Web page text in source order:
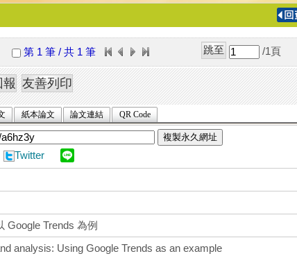
導
第 1 筆 / 共 1 筆 /1 頁
紙本論文 論文連結 QR Code
複製永久網址
Twitter
Google Trends 為例
analysis: Using Google Trends as an example